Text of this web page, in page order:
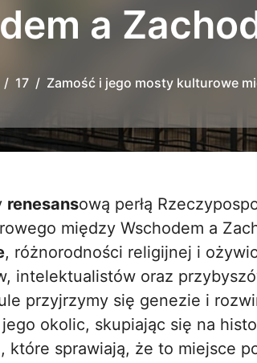
a
17 Zamość i jego mosty kulturowe
renesansową perłą
między Wschodem a
, różnorodności religijnej i
intelektualistów oraz
przyjrzymy się genezie i
okolic, skupiając się na
które sprawiają, że to miejsce